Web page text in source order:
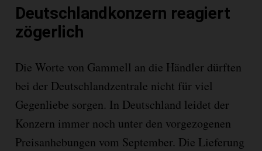
Deutschlandkonzern reagiert
zögerlich
Die Worte von Gammell an die Händler dürften
bei der Deutschlandzentrale nicht für viel
Gegenliebe sorgen. In Deutschland leidet der
Konzern immer noch unter den vorgezogenen
Preisanhebungen vom September. Die Lieferung